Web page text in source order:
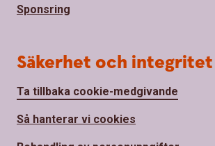
Sponsring
Säkerhet och integritet
Ta tillbaka cookie-medgivande
Så hanterar vi cookies